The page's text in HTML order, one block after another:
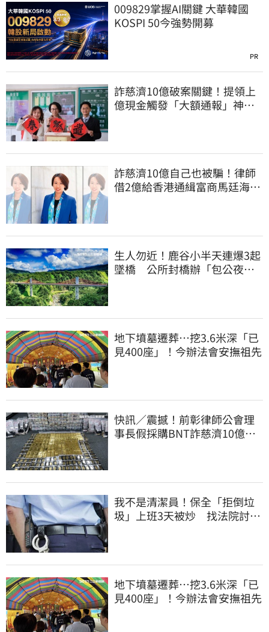
009829掌握AI關鍵 大華韓國
KOSPI 50今強勢開募
PR
詐慈濟10億破案關鍵！提領上
億現金觸發「大額通報」神鬼
詐慈濟10億自己也被騙！律師
借2億給香港通緝富商馬廷海建
生人勿近！鹿谷小半天連爆3起
墜橋 公所封橋辦「包公夜
地下墳墓遷葬…挖3.6米深「已
見400座」！今辦法會安撫祖先
快訊／震撼！前彰律師公會理
事長假採購BNT詐慈濟10億、
我不是清潔員！保全「拒倒垃
圾」上班3天被炒 找法院討公
地下墳墓遷葬…挖3.6米深「已
見400座」！今辦法會安撫祖先